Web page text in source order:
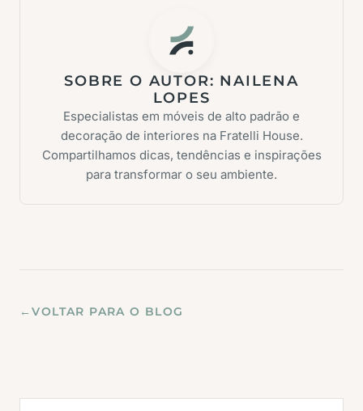
SOBRE O AUTOR: NAILENA
LOPES
Especialistas em móveis de alto padrão e
decoração de interiores na Fratelli House.
Compartilhamos dicas, tendências e inspirações
para transformar o seu ambiente.
←VOLTAR PARA O BLOG